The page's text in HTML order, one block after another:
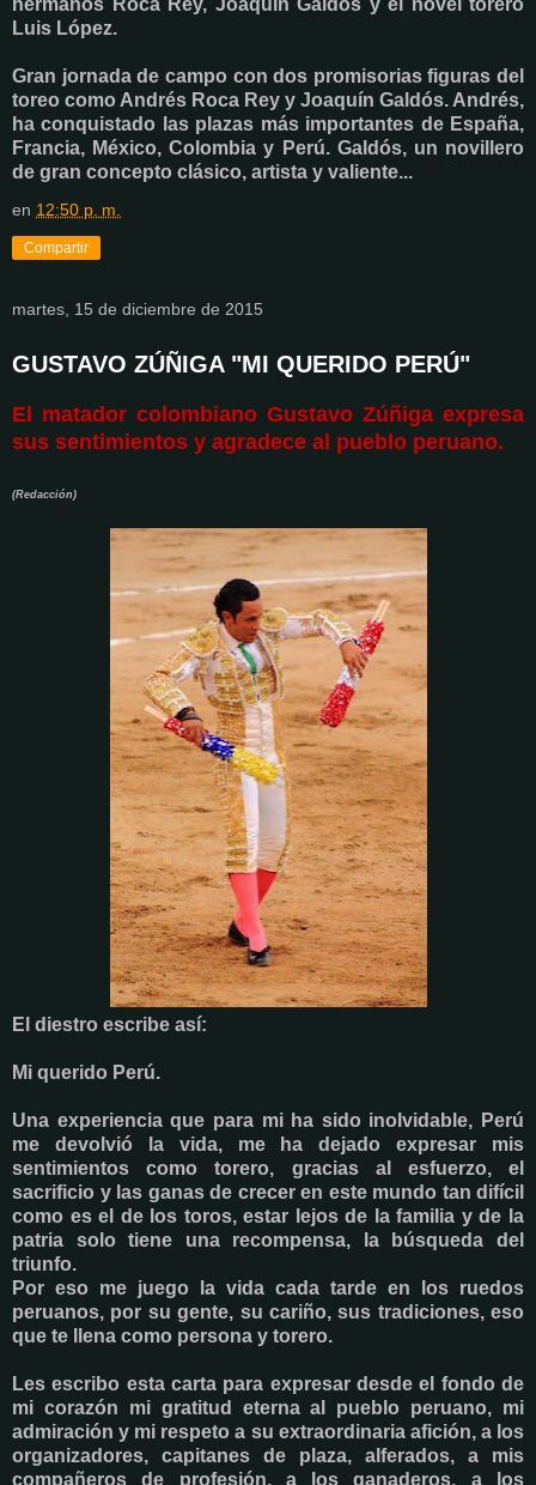
Luis López.
Gran jornada de campo con dos promisorias figuras del
toreo como Andrés Roca Rey y Joaquín Galdós. Andrés,
ha conquistado las plazas más importantes de España,
Francia, México, Colombia y Perú. Galdós, un novillero
de gran concepto clásico, artista y valiente...
en 12:50 p. m.
Compartir
martes, 15 de diciembre de 2015
GUSTAVO ZÚÑIGA "MI QUERIDO PERÚ"
El matador colombiano Gustavo Zúñiga expresa
sus sentimientos y agradece al pueblo peruano.
(Redacción)
El diestro escribe así:
Mi querido Perú.
Una experiencia que para mi ha sido inolvidable, Perú
me devolvió la vida, me ha dejado expresar mis
sentimientos como torero, gracias al esfuerzo, el
sacrificio y las ganas de crecer en este mundo tan difícil
como es el de los toros, estar lejos de la familia y de la
patria solo tiene una recompensa, la búsqueda del
triunfo.
Por eso me juego la vida cada tarde en los ruedos
peruanos, por su gente, su cariño, sus tradiciones, eso
que te llena como persona y torero.
Les escribo esta carta para expresar desde el fondo de
mi corazón mi gratitud eterna al pueblo peruano, mi
admiración y mi respeto a su extraordinaria afición, a los
organizadores, capitanes de plaza, alferados, a mis
compañeros de profesión, a los ganaderos, a los